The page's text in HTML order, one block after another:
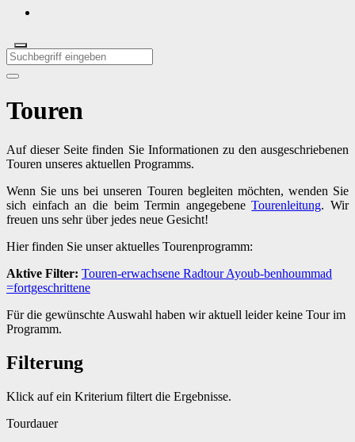
Touren
Auf dieser Seite finden Sie Informationen zu den ausgeschriebenen
Touren unseres aktuellen Programms.
Wenn Sie uns bei unseren Touren begleiten möchten, wenden Sie
sich einfach an die beim Termin angegebeneTourenleitung. Wir
freuen uns sehr über jedes neue Gesicht!
Hier finden Sie unser aktuelles Tourenprogramm:
Aktive Filter: Touren-erwachsene RadtourAyoub-benhoummad
=fortgeschrittene
Für die gewünschte Auswahl haben wir aktuell leider keine Tour im
Programm.
Filterung
Klick auf ein Kriterium filtert die Ergebnisse.
Tourdauer